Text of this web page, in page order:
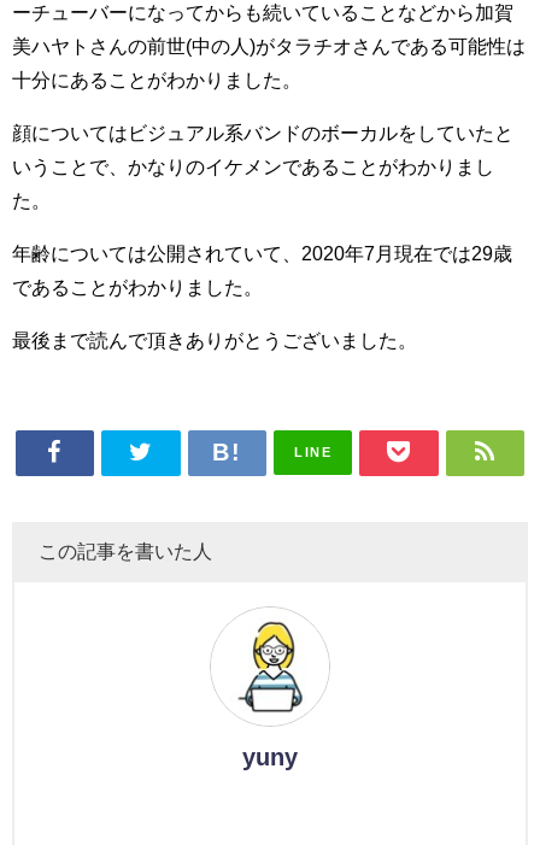
ーチューバーになってからも続いていることなどから加賀
美ハヤトさんの前世(中の人)がタラチオさんである可能性は
十分にあることがわかりました。
顔についてはビジュアル系バンドのボーカルをしていたと
いうことで、かなりのイケメンであることがわかりまし
た。
年齢については公開されていて、2020年7月現在では29歳
であることがわかりました。
最後まで読んで頂きありがとうございました。
LINE
この記事を書いた人
yuny